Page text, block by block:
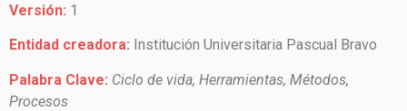
Versión: 1
Entidad creadora: Institución Universitaria Pascual Bravo
Palabra Clave: Ciclo de vida, Herramientas, Métodos,
Procesos